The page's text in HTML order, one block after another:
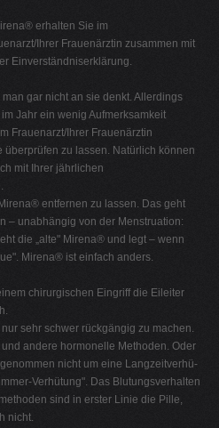
erhalten Sie im
Ihrer Frauenärztin zusammen mit
Einverständniserklärung.
gar nicht an sie denkt. Allerdings
Jahr ein wenig Aufmerksamkeit
Frauenarzt/Ihrer Frauenärztin
zu lassen. Natürlich können
mit Ihrer jährlichen
entfernen zu lassen. Das geht
– unabhängig von der Menstruation:
die „alte" Mirena® und legt – wenn
Mirena® ist einfach anders.
chirurgischen Eingriff die Eileiter
sehr schwer rückgängig zu machen.
andere hormonelle Methoden. Oder
nicht um eine Langzeitverhü-
Verhütung". Das Blutungsverhalten
sind in erster Linie die Pille,
nicht.